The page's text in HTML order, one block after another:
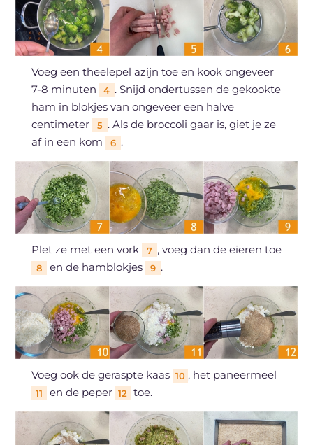
Voeg een theelepel azijn toe en kook ongeveer
7-8 minuten
4 . Snijd ondertussen de gekookte
ham in blokjes van ongeveer een halve
centimeter
5 . Als de broccoli gaar is, giet je ze
af in een kom
6 .
Plet ze met een vork 7 , voeg dan de eieren toe
8 en de hamblokjes 9 .
Voeg ook de geraspte kaas 10 , het paneermeel
11 en de peper 12 toe.